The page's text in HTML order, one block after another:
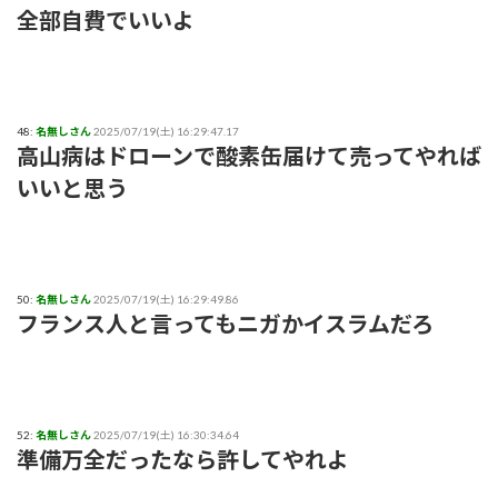
全部自費でいいよ
48: 名無しさん2025/07/19(土) 16:29:47.17
高山病はドローンで酸素缶届けて売ってやれば
いいと思う
50: 名無しさん2025/07/19(土) 16:29:49.86
フランス人と言ってもニガかイスラムだろ
52: 名無しさん2025/07/19(土) 16:30:34.64
準備万全だったなら許してやれよ